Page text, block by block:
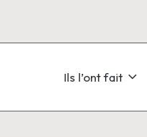
Ils l’ont fait